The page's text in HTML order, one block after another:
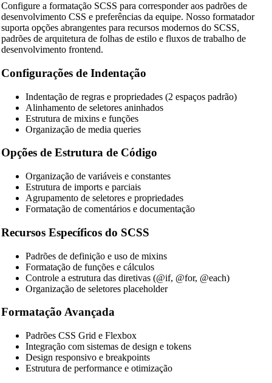
Configure a formatação SCSS para corresponder aos padrões de
desenvolvimento CSS e preferências da equipe. Nosso formatador
suporta opções abrangentes para recursos modernos do SCSS,
padrões de arquitetura de folhas de estilo e fluxos de trabalho de
desenvolvimento frontend.
Configurações de Indentação
Indentação de regras e propriedades (2 espaços padrão)
Alinhamento de seletores aninhados
Estrutura de mixins e funções
Organização de media queries
Opções de Estrutura de Código
Organização de variáveis e constantes
Estrutura de imports e parciais
Agrupamento de seletores e propriedades
Formatação de comentários e documentação
Recursos Específicos do SCSS
Padrões de definição e uso de mixins
Formatação de funções e cálculos
Controle a estrutura das diretivas (@if, @for, @each)
Organização de seletores placeholder
Formatação Avançada
Padrões CSS Grid e Flexbox
Integração com sistemas de design e tokens
Design responsivo e breakpoints
Estrutura de performance e otimização